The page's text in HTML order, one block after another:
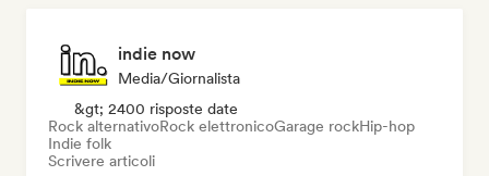
indie now
Media/Giornalista
&gt; 2400 risposte date
Rock alternativoRock elettronicoGarage rockHip-hop
Indie folk
Scrivere articoli